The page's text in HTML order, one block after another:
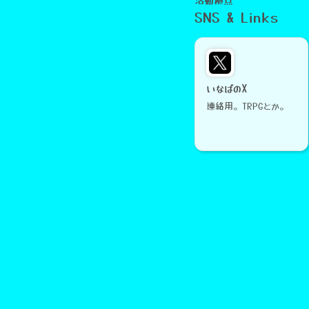
SNS & Links
いなばのX
連絡用。TRPGとか。